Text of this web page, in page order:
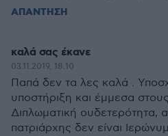
ΑΠΑΝΤΗΣΗ
καλά σας έκανε
03.11.2019, 18:10
Παπά δεν τα λες καλά .
υποστήριξη και έμμεσα
Διπλωματική ουδετερότητα,
πατριάρχης δεν είναι